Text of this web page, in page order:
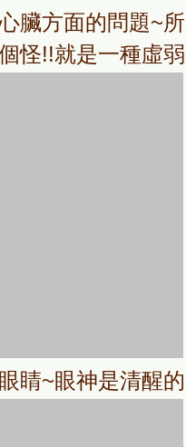
臟方面的問題~
怪!!就是一種虛
睛~眼神是清醒